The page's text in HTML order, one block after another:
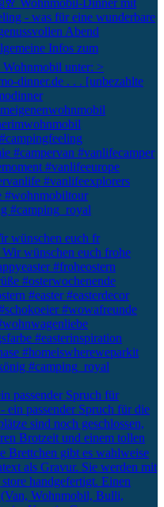
wünschen euch fr
passender Spruch für